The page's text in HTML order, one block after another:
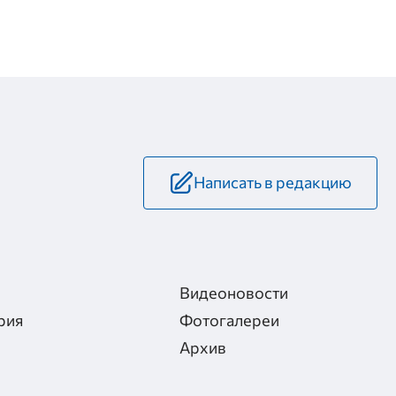
Написать в редакцию
Видеоновости
Фотогалереи
Архив